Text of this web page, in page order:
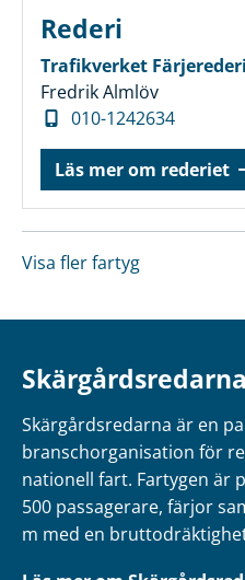
Rederi
Trafikverket
Fredrik Almlöv
010-1242634
Läs mer om rederiet
Visa fler fartyg
Skärgårdsredarna
Skärgårdsredarna är en
branschorganisation för
nationell fart. Fartygen är
500 passagerare, färjor
m med en